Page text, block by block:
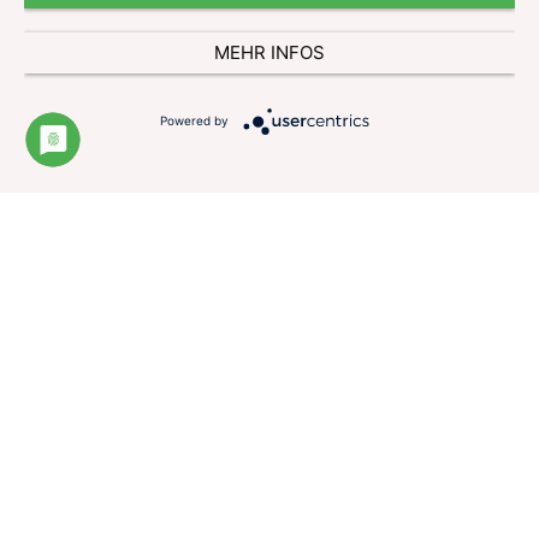
MEHR INFOS
Powered by